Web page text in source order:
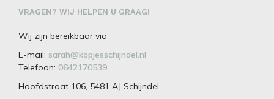
VRAGEN? WIJ HELPEN U GRAAG!
Wij zijn bereikbaar via
E-mail: sarah@kopjesschijndel.nl
Telefoon: 0642170539
Hoofdstraat 106, 5481 AJ Schijndel